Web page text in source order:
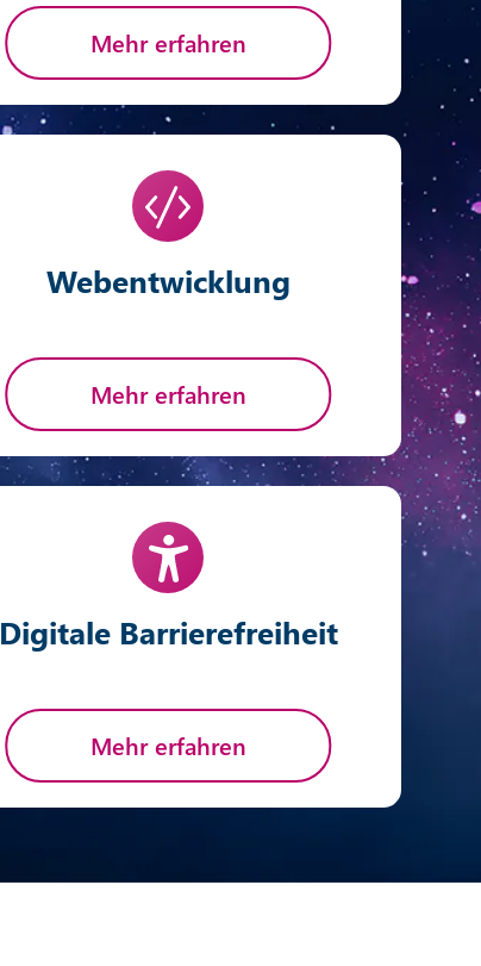
Mehr erfahren
Webentwicklung
Mehr erfahren
Digitale Barrierefreiheit
Mehr erfahren